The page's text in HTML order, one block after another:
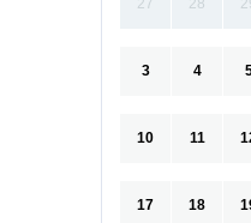
27 28
3 4
10 11
17 18